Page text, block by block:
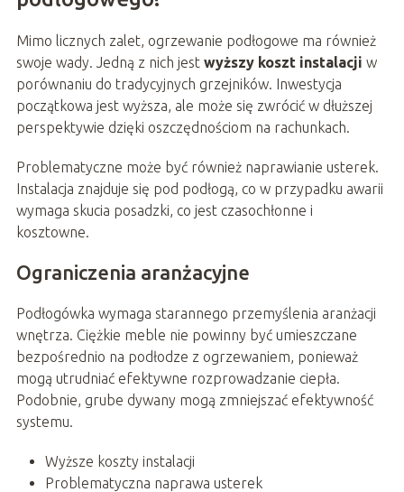
Mimo licznych zalet, ogrzewanie podłogowe ma również
swoje wady. Jedną z nich jest wyższy koszt instalacji w
porównaniu do tradycyjnych grzejników. Inwestycja
początkowa jest wyższa, ale może się zwrócić w dłuższej
perspektywie dzięki oszczędnościom na rachunkach.
Problematyczne może być również naprawianie usterek.
Instalacja znajduje się pod podłogą, co w przypadku awarii
wymaga skucia posadzki, co jest czasochłonne i
kosztowne.
Ograniczenia aranżacyjne
Podłogówka wymaga starannego przemyślenia aranżacji
wnętrza. Ciężkie meble nie powinny być umieszczane
bezpośrednio na podłodze z ogrzewaniem, ponieważ
mogą utrudniać efektywne rozprowadzanie ciepła.
Podobnie, grube dywany mogą zmniejszać efektywność
systemu.
Wyższe koszty instalacji
Problematyczna naprawa usterek